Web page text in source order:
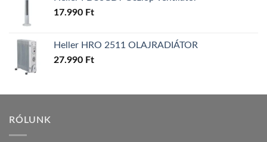
17.990 Ft
Heller HRO 2511 OLAJRADIÁTOR
27.990 Ft
RÓLUNK